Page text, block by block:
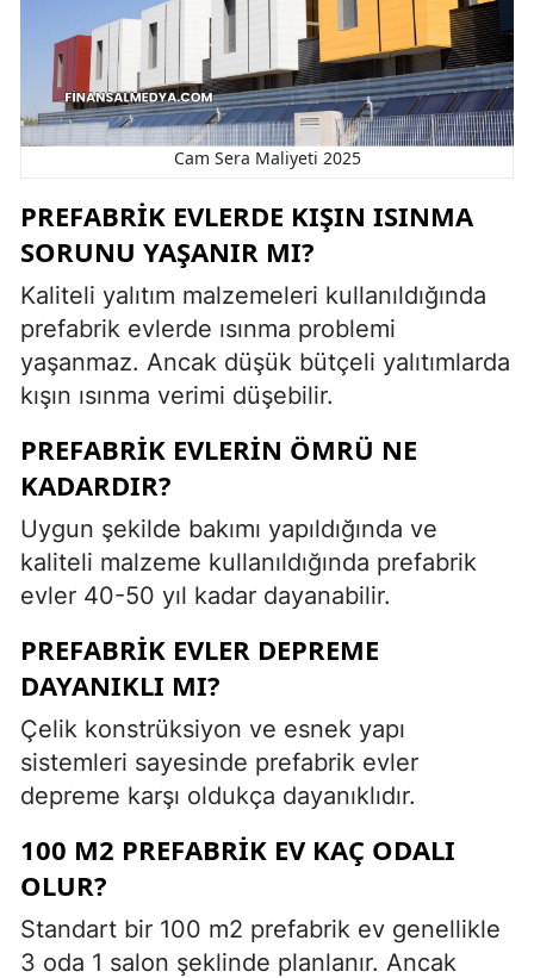
Cam Sera Maliyeti 2025
PREFABRIK EVLERDE KIŞIN ISINMA
SORUNU YAŞANIR MI?
Kaliteli yalıtım malzemeleri kullanıldığında
prefabrik evlerde ısınma problemi
yaşanmaz. Ancak düşük bütçeli yalıtımlarda
kışın ısınma verimi düşebilir.
PREFABRIK EVLERIN ÖMRÜ NE
KADARDIR?
Uygun şekilde bakımı yapıldığında ve
kaliteli malzeme kullanıldığında prefabrik
evler 40-50 yıl kadar dayanabilir.
PREFABRIK EVLER DEPREME
DAYANIKLI MI?
Çelik konstrüksiyon ve esnek yapı
sistemleri sayesinde prefabrik evler
depreme karşı oldukça dayanıklıdır.
100 M2 PREFABRIK EV KAÇ ODALI
OLUR?
Standart bir 100 m2 prefabrik ev genellikle
3 oda 1 salon şeklinde planlanır. Ancak